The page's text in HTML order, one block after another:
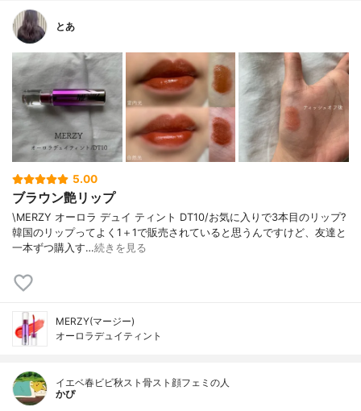
とあ
5.00
ブラウン艶リップ
\MERZY オーロラ デュイ ティント DT10/お気に入りで3本目のリップ?
韓国のリップってよく1＋1で販売されていると思うんですけど、友達と
一本ずつ購入す…続きを見る
MERZY(マージー)
オーロラデュイティント
イエベ春ビビ秋スト骨スト顔フェミの人
かぴ